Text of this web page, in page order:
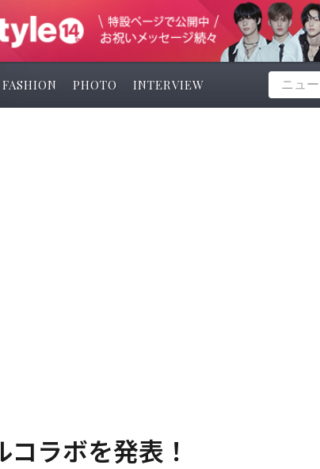
FASHION PHOTO INTERVIEW
ラボを発表！